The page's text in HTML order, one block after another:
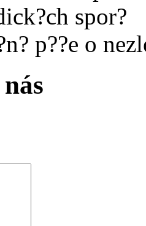
spor?
p??e o